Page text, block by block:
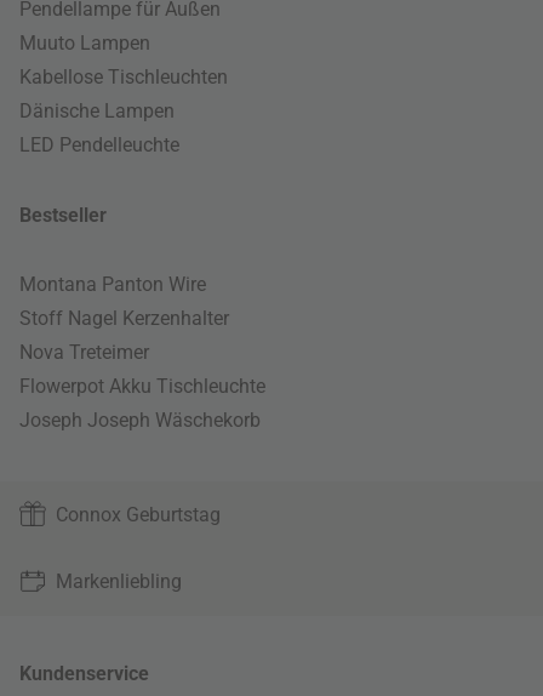
Pendellampe für Außen
Muuto Lampen
Kabellose Tischleuchten
Dänische Lampen
LED Pendelleuchte
Bestseller
Montana Panton Wire
Stoff Nagel Kerzenhalter
Nova Treteimer
Flowerpot Akku Tischleuchte
Joseph Joseph Wäschekorb
Connox Geburtstag
Markenliebling
Kundenservice